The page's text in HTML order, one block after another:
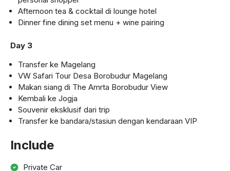
Afternoon tea & cocktail di lounge hotel
Dinner fine dining set menu + wine pairing
Day 3
Transfer ke Magelang
VW Safari Tour Desa Borobudur Magelang
Makan siang di The Amrta Borobudur View
Kembali ke Jogja
Souvenir eksklusif dari trip
Transfer ke bandara/stasiun dengan kendaraan VIP
Include
Private Car